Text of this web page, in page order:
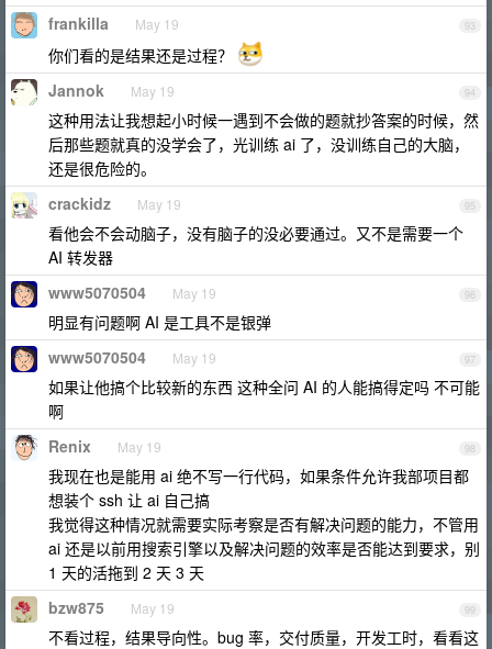
93
frankilla May 19
你们看的是结果还是过程？
94
Jannok May 19
这种用法让我想起小时候一遇到不会做的题就抄答案的时候，然
后那些题就真的没学会了，光训练 ai 了，没训练自己的大脑，
还是很危险的。
95
crackidz May 19
看他会不会动脑子，没有脑子的没必要通过。又不是需要一个
AI 转发器
96
www5070504 May 19
明显有问题啊 AI 是工具不是银弹
97
www5070504 May 19
如果让他搞个比较新的东西 这种全问 AI 的人能搞得定吗 不可能
啊
98
Renix May 19
我现在也是能用 ai 绝不写一行代码，如果条件允许我部项目都
想装个 ssh 让 ai 自己搞
我觉得这种情况就需要实际考察是否有解决问题的能力，不管用
ai 还是以前用搜索引擎以及解决问题的效率是否能达到要求，别
1 天的活拖到 2 天 3 天
99
bzw875 May 19
不看过程，结果导向性。bug 率，交付质量，开发工时，看看这